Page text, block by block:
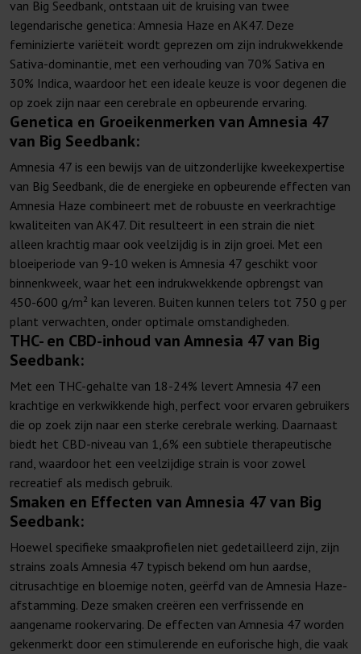
van Big Seedbank, ontstaan uit de kruising van twee
legendarische genetica: Amnesia Haze en AK47. Deze
feminizierte variëteit wordt geprezen om zijn indrukwekkende
Sativa-dominantie, met een verhouding van 70% Sativa en
30% Indica, waardoor het een ideale keuze is voor degenen die
op zoek zijn naar een cerebrale en opbeurende ervaring.
Genetica en Groeikenmerken van Amnesia 47
van Big Seedbank:
Amnesia 47 is een bewijs van de uitzonderlijke kweekexpertise
van Big Seedbank, die de energieke en opbeurende effecten van
Amnesia Haze combineert met de robuuste en veerkrachtige
kwaliteiten van AK47. Dit resulteert in een strain die niet
alleen krachtig maar ook veelzijdig is in zijn groei. Met een
bloeiperiode van 9-10 weken is Amnesia 47 geschikt voor
binnenkweek, waar het een indrukwekkende opbrengst van
450-600 g/m² kan leveren. Buiten kunnen telers tot 750 g per
plant verwachten, onder optimale omstandigheden.
THC- en CBD-inhoud van Amnesia 47 van Big
Seedbank:
Met een THC-gehalte van 18-24% levert Amnesia 47 een
krachtige en verkwikkende high, perfect voor ervaren gebruikers
die op zoek zijn naar een sterke cerebrale werking. Daarnaast
biedt het CBD-niveau van 1,6% een subtiele therapeutische
rand, waardoor het een veelzijdige strain is voor zowel
recreatief als medisch gebruik.
Smaken en Effecten van Amnesia 47 van Big
Seedbank:
Hoewel specifieke smaakprofielen niet gedetailleerd zijn, zijn
strains zoals Amnesia 47 typisch bekend om hun aardse,
citrusachtige en bloemige noten, geërfd van de Amnesia Haze-
afstamming. Deze smaken creëren een verfrissende en
aangename rookervaring. De effecten van Amnesia 47 worden
gekenmerkt door een stimulerende en euforische high, die vaak